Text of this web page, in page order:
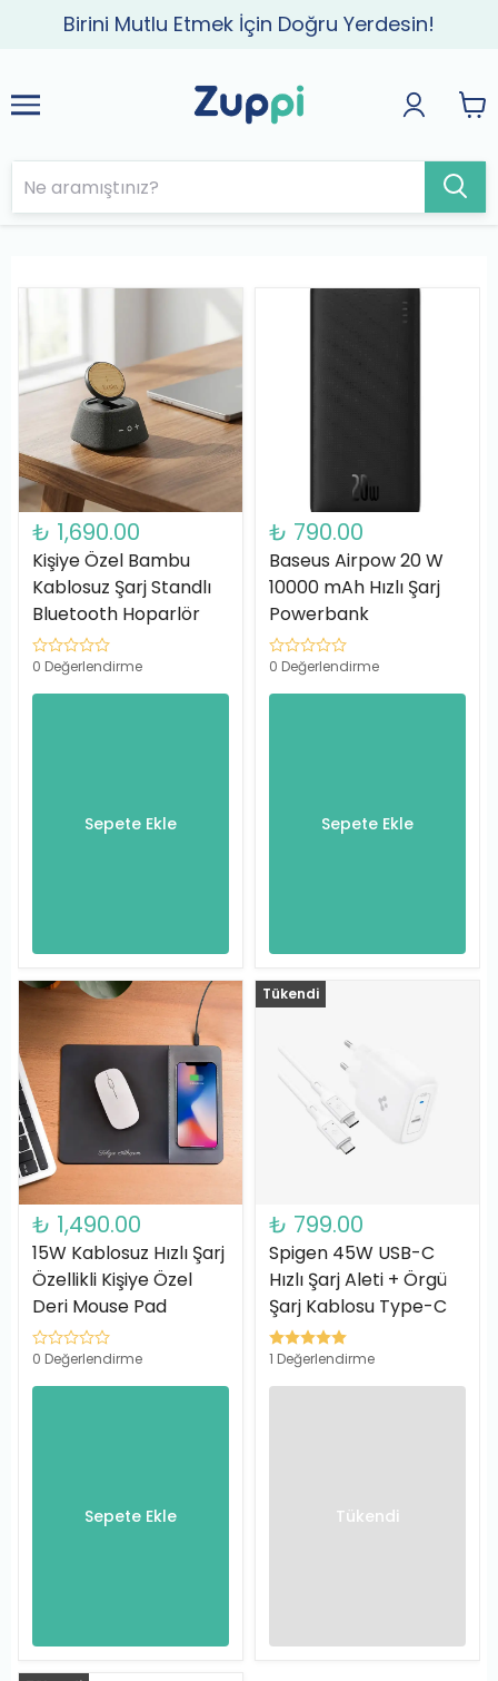
Birini Mutlu Etmek İçin Doğru Yerdesin!
₺ 1,690.00
Kişiye Özel Bambu
Kablosuz Şarj Standlı
Bluetooth Hoparlör
0 Değerlendirme
Sepete Ekle
₺ 790.00
Baseus Airpow 20 W
10000 mAh Hızlı Şarj
Powerbank
0 Değerlendirme
Sepete Ekle
₺ 1,490.00
15W Kablosuz Hızlı Şarj
Özellikli Kişiye Özel
Deri Mouse Pad
0 Değerlendirme
Sepete Ekle
Tükendi
₺ 799.00
Spigen 45W USB-C
Hızlı Şarj Aleti + Örgü
Şarj Kablosu Type-C
1 Değerlendirme
Tükendi